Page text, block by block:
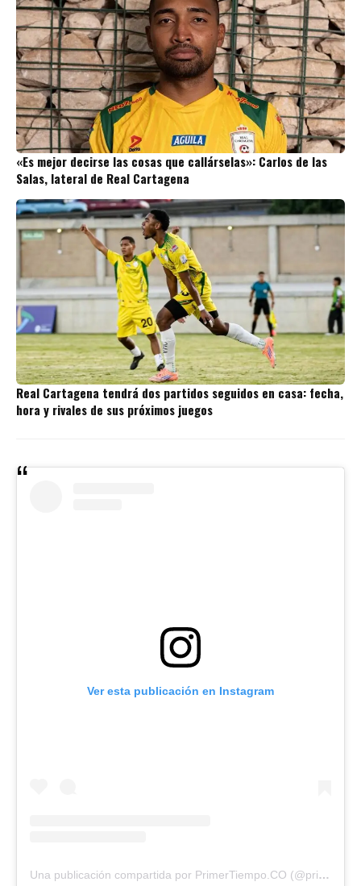
«Es mejor decirse las cosas que callárselas»: Carlos de las
Salas, lateral de Real Cartagena
Real Cartagena tendrá dos partidos seguidos en casa: fecha,
hora y rivales de sus próximos juegos
Ver esta publicación en Instagram
Una publicación compartida por PrimerTiempo.CO (@primertiempoco)